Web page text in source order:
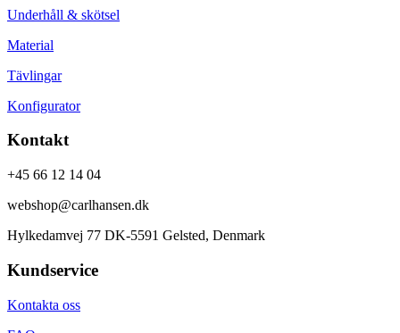
Underhåll & skötsel
Material
Tävlingar
Konfigurator
Kontakt
+45 66 12 14 04
webshop@carlhansen.dk
Hylkedamvej 77 DK-5591 Gelsted, Denmark
Kundservice
Kontakta oss